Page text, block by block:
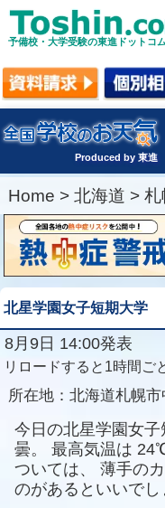
予備校・大学受験の東進ドットコム
Produced by 東進
Home > 北海道 > 札
北星学園女子短期大学
8月9日 14:00発表
リロードすると1時間ご
所在地： 北海道札幌
今日の北星学園女
曇。
最高気温は
ついては、
薄手の
のがあるといいでし